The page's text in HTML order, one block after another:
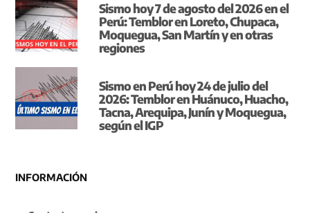
Sismo hoy 7 de agosto del 2026 en el
Perú: Temblor en Loreto, Chupaca,
Moquegua, San Martín y en otras
regiones
Sismo en Perú hoy 24 de julio del
2026: Temblor en Huánuco, Huacho,
Tacna, Arequipa, Junín y Moquegua,
según el IGP
INFORMACIÓN